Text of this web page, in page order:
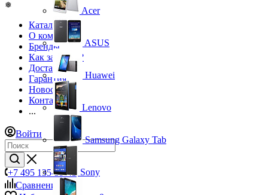
❅
Каталог
О компании
Бренды
Как заказать?
Доставка
Гарантия
Новости
Контакты
...
Войти
+7 495 135-39-43
Сравнение
0
Acer
ASUS
Huawei
Lenovo
Samsung Galaxy Tab
Sony